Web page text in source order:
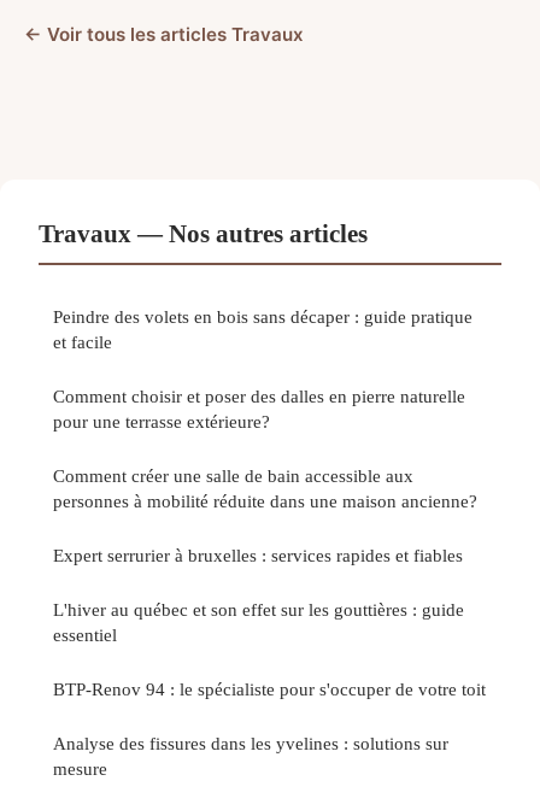
← Voir tous les articles Travaux
Travaux — Nos autres articles
Peindre des volets en bois sans décaper : guide pratique
et facile
Comment choisir et poser des dalles en pierre naturelle
pour une terrasse extérieure?
Comment créer une salle de bain accessible aux
personnes à mobilité réduite dans une maison ancienne?
Expert serrurier à bruxelles : services rapides et fiables
L'hiver au québec et son effet sur les gouttières : guide
essentiel
BTP-Renov 94 : le spécialiste pour s'occuper de votre toit
Analyse des fissures dans les yvelines : solutions sur
mesure